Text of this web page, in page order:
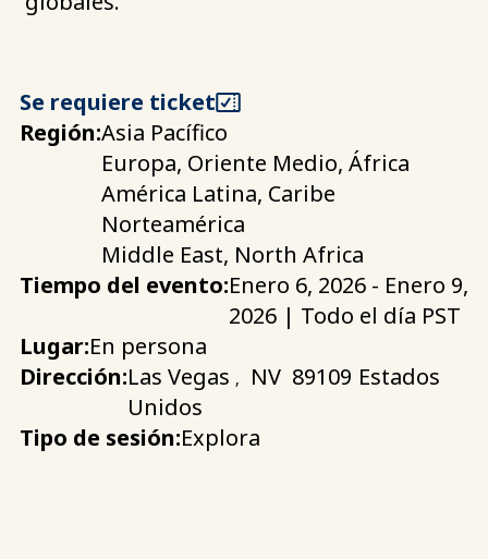
Se requiere ticket
Región:Asia Pacífico
Europa, Oriente Medio, África
América Latina, Caribe
Norteamérica
Middle East, North Africa
Tiempo del evento:Enero 6, 2026 - Enero 9,
2026 | Todo el día PST
Lugar:En persona
Dirección:Las Vegas , NV 89109 Estados
Unidos
Tipo de sesión:Explora